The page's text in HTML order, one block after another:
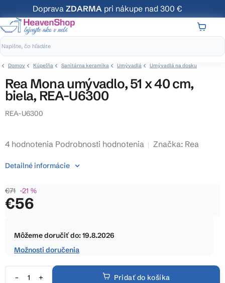
na
obsah
Doprava ZDARMA pri nákupe nad 300 €
Domov Kúpeľňa Sanitárna keramika Umývadlá Umývadlá na dosku
Rea Mona umývadlo, 51 x 40 cm,
biela, REA-U6300
REA-U6300
Priemerné
produktu
5,0
z
4 hodnotenia Podrobnosti hodnotenia Značka: Rea
€71 –21 %
€56
cena:
Môžeme doručiť do:19.8.2026
Možnosti doručenia
Pridať do košíka
Detailné informácie